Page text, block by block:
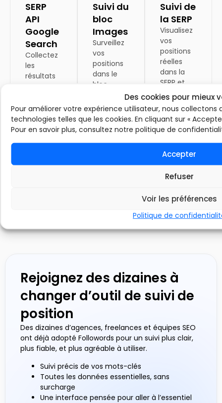
Des cookies pour mieux
Pour améliorer votre expérience utilisateur, nous collectons
technologies telles que les cookies. En cliquant sur «
Pour en savoir plus, consultez notre politique de
Accepter
Refuser
Voir les préférences
Politique de
SERP
API
Google
Search
Collectez
les
résultats
réel, sans
crawler,
via notre
savoir
Suivi du
bloc
Images
Surveillez
vos
positions
dans le
bloc
de Google
et
optimisez
En
Suivi de
la SERP
Visualisez
vos
positions
réelles
dans la
SERP et
suivez leur
évolution
au
quotidien
en tout
simplicité
En
savoir
plus
Rejoignez des dizaines à
changer d’outil de suivi de
position
Des dizaines d’agences, freelances et équipes SEO
ont déjà adopté Followords pour un suivi plus clair,
plus fiable, et plus agréable à utiliser.
Suivi précis de vos mots-clés
Toutes les données essentielles, sans
surcharge
Une interface pensée pour aller à l’essentiel